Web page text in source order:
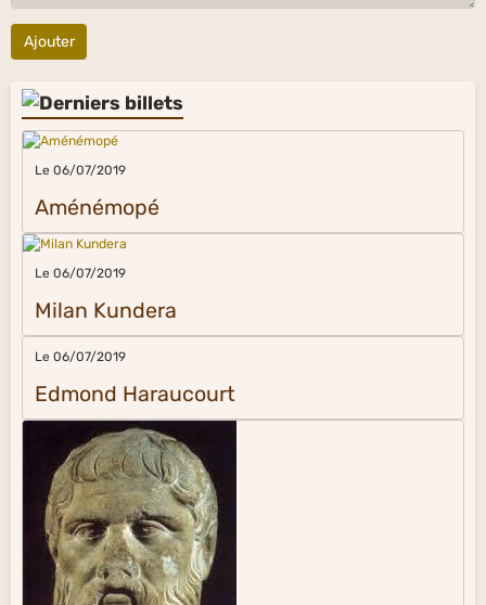
Ajouter
Le 06/07/2019
Aménémopé
Le 06/07/2019
Milan Kundera
Le 06/07/2019
Edmond Haraucourt